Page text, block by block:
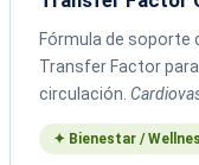
Fórmula de soporte
Transfer Factor
circulación.
✦ Bienestar /